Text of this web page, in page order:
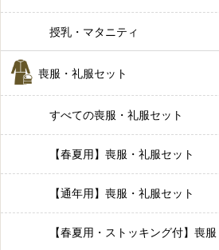
授乳・マタニティ
喪服・礼服セット
すべての喪服・礼服セット
【春夏用】喪服・礼服セット
【通年用】喪服・礼服セット
【春夏用・ストッキング付】喪